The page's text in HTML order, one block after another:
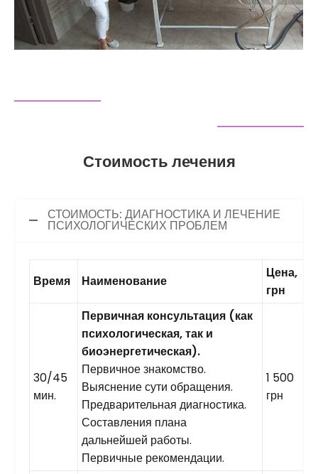
Стоимость лечения
СТОИМОСТЬ: ДИАГНОСТИКА И ЛЕЧЕНИЕ
ПСИХОЛОГИЧЕСКИХ ПРОБЛЕМ
Время Наименование
Цена,
грн
30/45
мин.
Первичная консультация (как
психологическая, так и
биоэнергетическая).
Первичное знакомство.
Выяснение сути обращения.
Предварительная диагностика.
Составления плана
дальнейшей работы.
Первичные рекомендации.
1 500
грн